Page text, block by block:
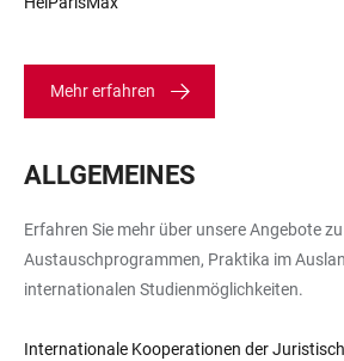
Mehr erfahren
LINKS
ALLGEMEINES
Erfahren Sie mehr über unsere Angebote zu
Austauschprogrammen, Praktika im
internationalen Studienmöglichkeiten.
Internationale Kooperationen der